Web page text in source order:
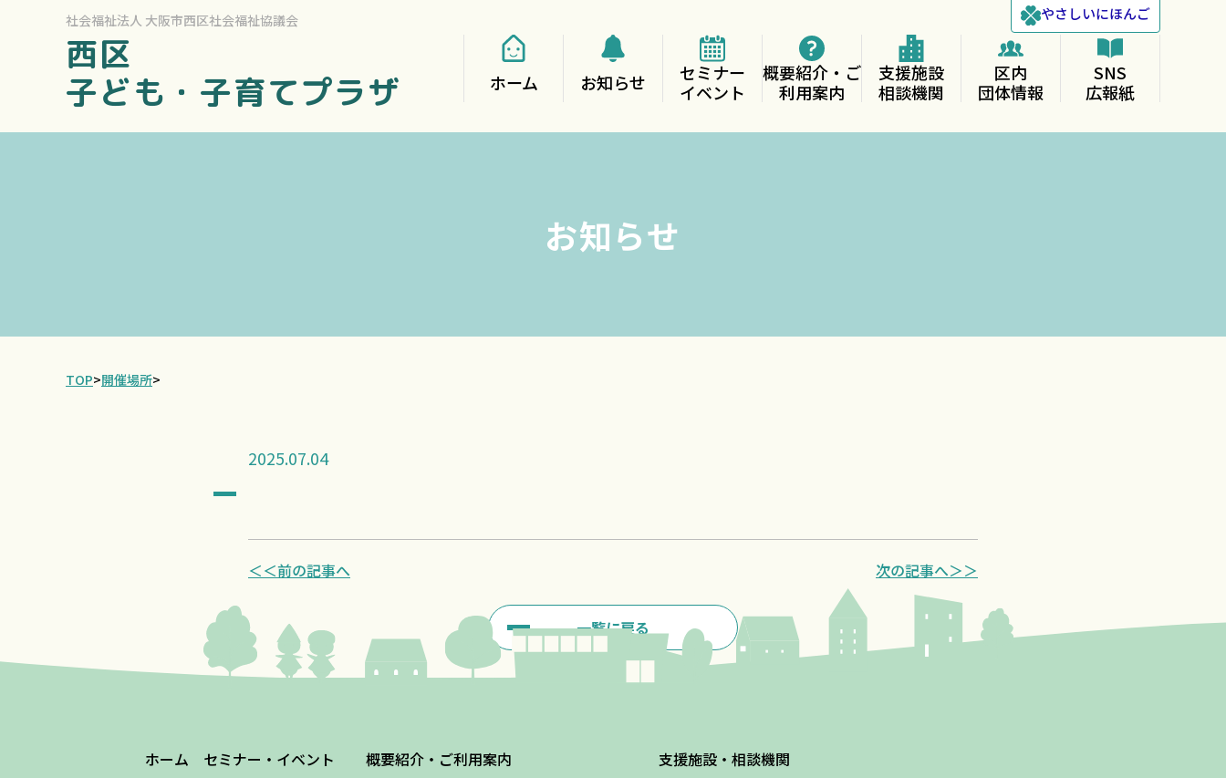
社会福祉法人 大阪市西区社会福祉協議会
西区
子ども・子育てプラザ
やさしいにほんご
ホーム お知らせ
セミナー
イベント
概要紹介・ご
利用案内
支援施設
相談機関
区内
団体情報
SNS
広報紙
お知らせ
TOP>開催場所>
2025.07.04
＜＜前の記事へ
一覧に戻る
次の記事へ＞＞
ホーム
セミナー・イベント
概要紹介・ご利用案内
支援施設・相談機関